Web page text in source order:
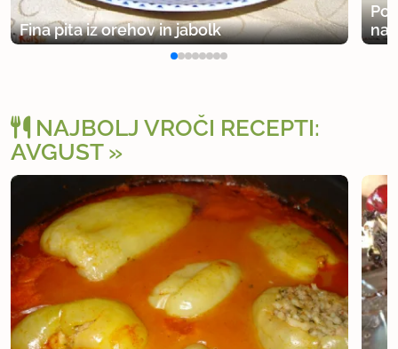
Fina pita iz orehov in jabolk
NAJBOLJ VROČI RECEPTI:
AVGUST